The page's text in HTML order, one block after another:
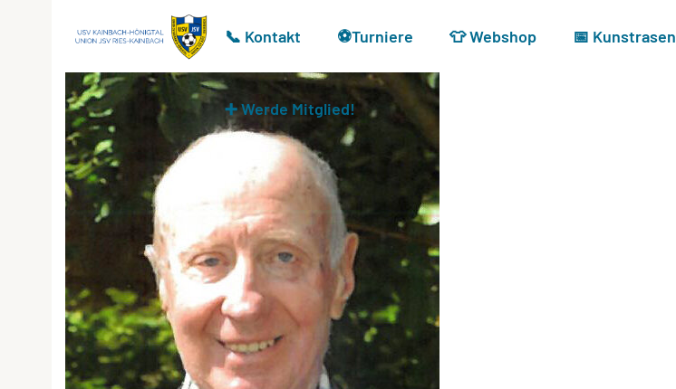
📞 Kontakt ⚽Turniere 👕 Webshop 📅 Kunstrasen
➕ Werde Mitglied!